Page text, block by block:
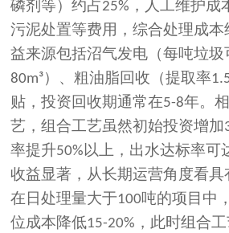
磷剂等）约占25% ，人工维护成
污泥处置等费用，综合处理成本
益来源包括沼气发电（每吨垃圾
80m³）、粗油脂回收（提取率
贴，投资回收期通常在5-8年。
艺，组合工艺虽然初始投资增加
率提升50% 以上，出水达标率可
收益显著，从长期运营角度看具
在日处理量大于100吨的项目中
位成本降低15-20% ，此时组合